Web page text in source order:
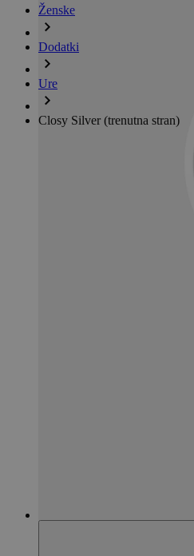
Ženske
Dodatki
Ure
Closy Silver (trenutna stran)